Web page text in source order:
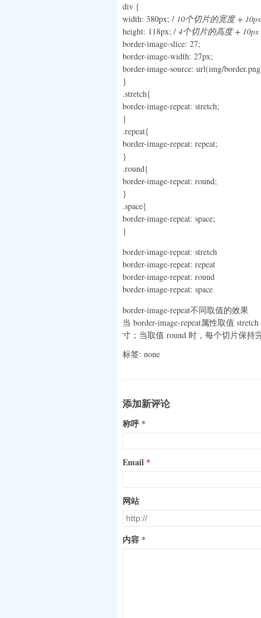
div {
width: 380px; / 10个切片的宽度 + 10px
height: 118px; / 4个切片的高度 + 10px
border-image-slice: 27;
border-image-width: 27px;
border-image-source: url(img/
}
.stretch{
border-image-repeat: stretch;
}
.repeat{
border-image-repeat: repeat;
}
.round{
border-image-repeat: round;
}
.space{
border-image-repeat: space;
}
border-image-repeat: stretch
border-image-repeat: repeat
border-image-repeat: round
border-image-repeat: space
border-image-repeat不同取值的效果
当 border-image-repeat属性取值
寸；当取值 round 时，每个切片保持
标签: none
添加新评论
称呼
Email
网站
内容